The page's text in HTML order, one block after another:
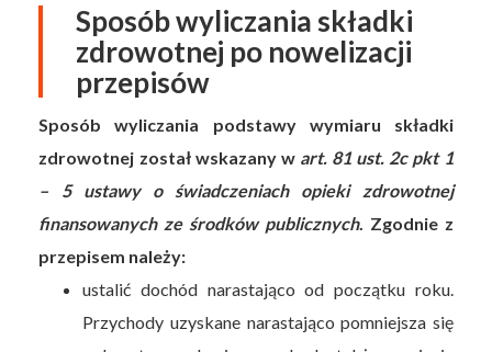
Sposób wyliczania składki
zdrowotnej po nowelizacji
przepisów
Sposób wyliczania podstawy wymiaru składki
zdrowotnej został wskazany w art. 81 ust. 2c pkt 1
– 5 ustawy o świadczeniach opieki zdrowotnej
finansowanych ze środków publicznych. Zgodnie z
przepisem należy:
ustalić dochód narastająco od początku roku.
Przychody uzyskane narastająco pomniejsza się